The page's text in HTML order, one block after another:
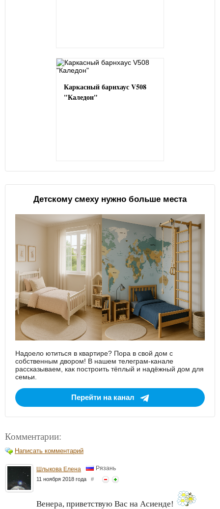
Каркасный барнхаус V508
"Каледон"
Детскому смеху нужно больше места
Надоело ютиться в квартире? Пора в свой дом с
собственным двором! В нашем телеграм-канале
рассказываем, как построить тёплый и надёжный дом для
семьи.
Перейти на канал
Комментарии:
Написать комментарий
Шлыкова Елена Рязань
11 ноября 2018 года #
Венера, приветствую Вас на Асиенде!